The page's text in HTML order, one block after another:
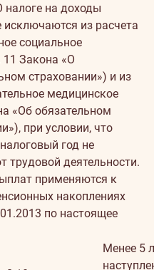
налоге на доходы
из расчета
социальное
11 Закона «О
страховании») и из
медицинское
«Об обязательном
при условии, что
год не
трудовой деятельности.
применяются к
накоплениях
по настоящее
Менее 5